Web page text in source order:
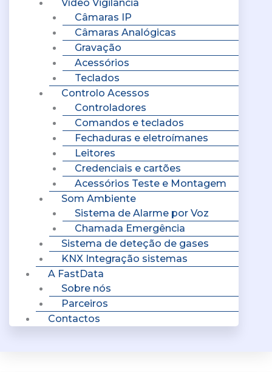
Vídeo Vigilância
Câmaras IP
Câmaras Analógicas
Gravação
Acessórios
Teclados
Controlo Acessos
Controladores
Comandos e teclados
Fechaduras e eletroímanes
Leitores
Credenciais e cartões
Acessórios Teste e Montagem
Som Ambiente
Sistema de Alarme por Voz
Chamada Emergência
Sistema de deteção de gases
KNX Integração sistemas
A FastData
Sobre nós
Parceiros
Contactos